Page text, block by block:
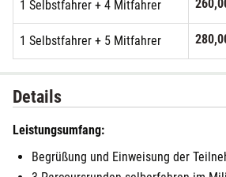
1 Selbstfahrer + 4 Mitfahrer
1 Selbstfahrer + 5 Mitfahrer
Details
Leistungsumfang:
Begrüßung und Einweisung der